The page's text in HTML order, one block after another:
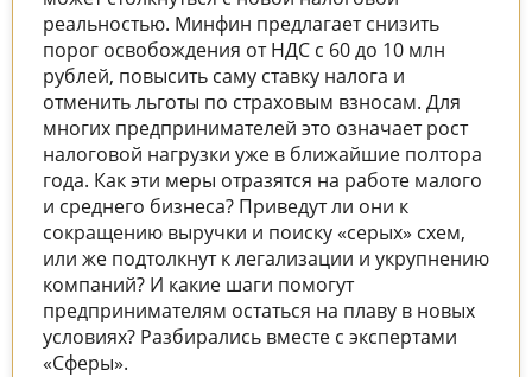
реальностью. Минфин предлагает снизить
порог освобождения от НДС с 60 до 10 млн
рублей, повысить саму ставку налога и
отменить льготы по страховым взносам. Для
многих предпринимателей это означает рост
налоговой нагрузки уже в ближайшие полтора
года. Как эти меры отразятся на работе малого
и среднего бизнеса? Приведут ли они к
сокращению выручки и поиску «серых» схем,
или же подтолкнут к легализации и укрупнению
компаний? И какие шаги помогут
предпринимателям остаться на плаву в новых
условиях? Разбирались вместе с экспертами
«Сферы».